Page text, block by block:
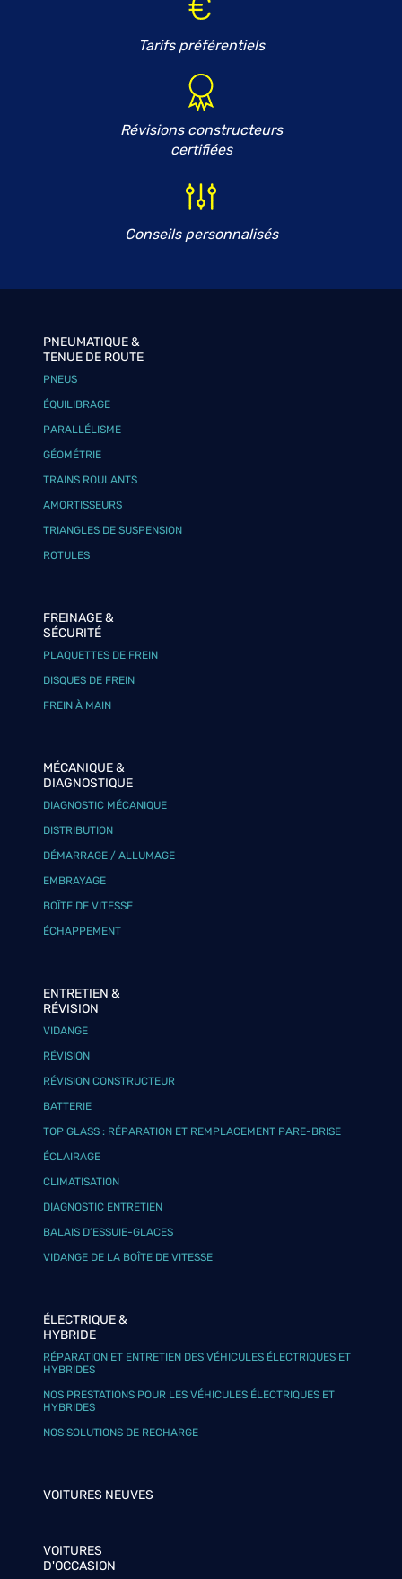
Tarifs préférentiels
Révisions constructeurs
certifiées
Conseils personnalisés
PNEUMATIQUE &
TENUE DE ROUTE
PNEUS
ÉQUILIBRAGE
PARALLÉLISME
GÉOMÉTRIE
TRAINS ROULANTS
AMORTISSEURS
TRIANGLES DE SUSPENSION
ROTULES
FREINAGE &
SÉCURITÉ
PLAQUETTES DE FREIN
DISQUES DE FREIN
FREIN À MAIN
MÉCANIQUE &
DIAGNOSTIQUE
DIAGNOSTIC MÉCANIQUE
DISTRIBUTION
DÉMARRAGE / ALLUMAGE
EMBRAYAGE
BOÎTE DE VITESSE
ÉCHAPPEMENT
ENTRETIEN &
RÉVISION
VIDANGE
RÉVISION
RÉVISION CONSTRUCTEUR
BATTERIE
TOP GLASS : RÉPARATION ET REMPLACEMENT PARE-BRISE
ÉCLAIRAGE
CLIMATISATION
DIAGNOSTIC ENTRETIEN
BALAIS D’ESSUIE-GLACES
VIDANGE DE LA BOÎTE DE VITESSE
ÉLECTRIQUE &
HYBRIDE
RÉPARATION ET ENTRETIEN DES VÉHICULES ÉLECTRIQUES ET
HYBRIDES
NOS PRESTATIONS POUR LES VÉHICULES ÉLECTRIQUES ET
HYBRIDES
NOS SOLUTIONS DE RECHARGE
VOITURES NEUVES
VOITURES
D'OCCASION